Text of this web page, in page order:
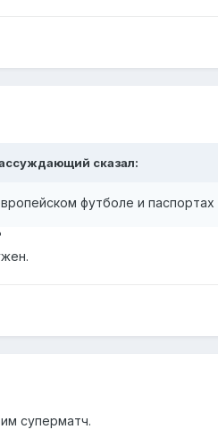
сказал:
футболе и паспортах
суперматч.